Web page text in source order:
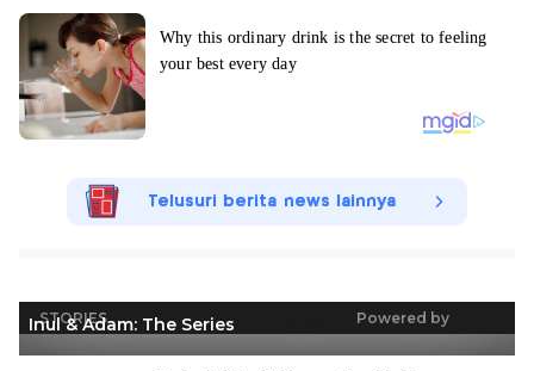
Telusuri berita news lainnya